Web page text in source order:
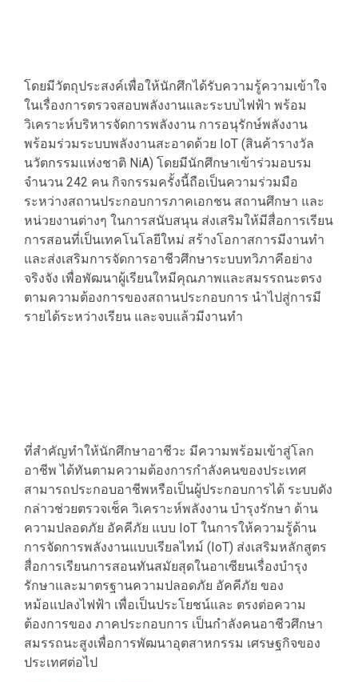
โดยมีวัตถุประสงค์เพื่อให้นักศึกได้รับความรู้ความเข้าใจ
ในเรื่องการตรวจสอบพลังงานและระบบไฟฟ้า พร้อม
วิเคราะห์บริหารจัดการพลังงาน การอนุรักษ์พลังงาน
พร้อมร่วมระบบพลังงานสะอาดด้วย IoT (สินค้ารางวัล
นวัตกรรมแห่งชาติ NiA) โดยมีนักศึกษาเข้าร่วมอบรม
จำนวน 242 คน กิจกรรมครั้งนี้ถือเป็นความร่วมมือ
ระหว่างสถานประกอบการภาคเอกชน สถานศึกษา และ
หน่วยงานต่างๆ ในการสนับสนุน ส่งเสริมให้มีสื่อการเรียน
การสอนที่เป็นเทคโนโลยีใหม่ สร้างโอกาสการมีงานทำ
และส่งเสริมการจัดการอาชีวศึกษาระบบทวิภาคีอย่าง
จริงจัง เพื่อพัฒนาผู้เรียนใหมีคุณภาพและสมรรถนะตรง
ตามความต้องการของสถานประกอบการ นำไปสู่การมี
รายได้ระหว่างเรียน และจบแล้วมีงานทำ
ที่สำคัญทำให้นักศึกษาอาชีวะ มีความพร้อมเข้าสู่โลก
อาชีพ ได้ทันตามความต้องการกำลังคนของประเทศ
สามารถประกอบอาชีพหรือเป็นผู้ประกอบการได้ ระบบดัง
กล่าวช่วยตรวจเช็ค วิเคราะห์พลังงาน บำรุงรักษา ด้าน
ความปลอดภัย อัคคีภัย แบบ IoT ในการให้ความรู้ด้าน
การจัดการพลังงานแบบเรียลไทม์ (IoT) ส่งเสริมหลักสูตร
สื่อการเรียนการสอนทันสมัยสุดในอาเซียนเรื่องบำรุง
รักษาและมาตรฐานความปลอดภัย อัคคีภัย ของ
หม้อแปลงไฟฟ้า เพื่อเป็นประโยชน์และ ตรงต่อความ
ต้องการของ ภาคประกอบการ เป็นกำลังคนอาชีวศึกษา
สมรรถนะสูงเพื่อการพัฒนาอุตสาหกรรม เศรษฐกิจของ
ประเทศต่อไป